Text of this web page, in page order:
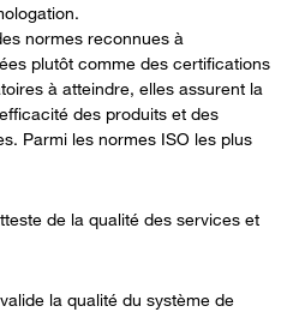
normes reconnues à
plutôt comme des certifications
à atteindre, elles assurent la
des produits et des
Parmi les normes ISO les plus
de la qualité des services et
la qualité du système de